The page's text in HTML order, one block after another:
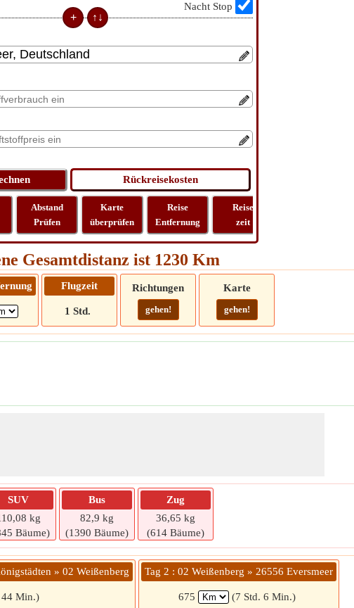
Nacht Stop
Abstand
Prüfen
Karte
überprüfen
Reise
Entfernung
Reise
zeit
Gesamtdistanz ist 1230 Km
Flugzeit
1 Std.
Richtungen
gehen!
Karte
gehen!
SUV
kg
Bäume)
Bus
82,9 kg
(1390 Bäume)
Zug
36,65 kg
(614 Bäume)
» 02 Weißenberg
44 Min.)
Tag 2 : 02 Weißenberg » 26556 Eversmeer
675 (7 Std. 6 Min.)